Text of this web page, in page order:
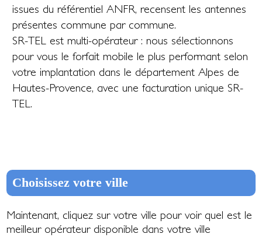
issues du référentiel ANFR, recensent les antennes
présentes commune par commune.
SR-TEL est multi-opérateur : nous sélectionnons
pour vous le forfait mobile le plus performant selon
votre implantation dans le département Alpes de
Hautes-Provence, avec une facturation unique SR-
TEL.
Choisissez votre ville
Maintenant, cliquez sur votre ville pour voir quel est le
meilleur opérateur disponible dans votre ville